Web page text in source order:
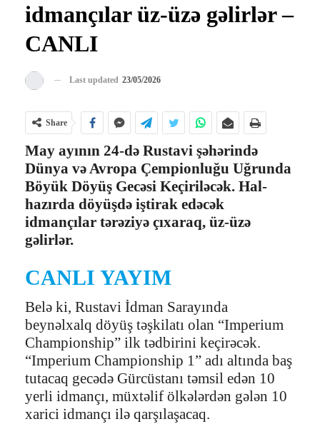
idmançılar üz-üzə gəlirlər –
CANLI
Last updated 23/05/2026
Share
May ayının 24-də Rustavi şəhərində
Dünya və Avropa Çempionluğu Uğrunda
Böyük Döyüş Gecəsi Keçiriləcək. Hal-
hazırda döyüşdə iştirak edəcək
idmançılar tərəziyə çıxaraq, üz-üzə
gəlirlər.
CANLI YAYIM
Belə ki, Rustavi İdman Sarayında
beynəlxalq döyüş təşkilatı olan “Imperium
Championship” ilk tədbirini keçirəcək.
“Imperium Championship 1” adı altında baş
tutacaq gecədə Gürcüstanı təmsil edən 10
yerli idmançı, müxtəlif ölkələrdən gələn 10
xarici idmançı ilə qarşılaşacaq.